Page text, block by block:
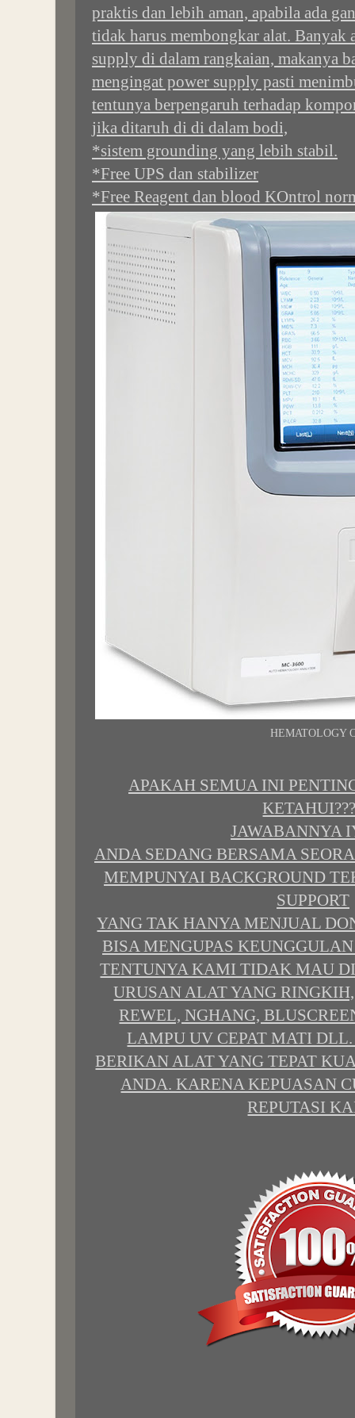
praktis dan lebih aman, apabila ada
tidak harus membongkar alat. Banyak
supply di dalam rangkaian, makanya
mengingat power supply pasti
tentunya berpengaruh terhadap
jika ditaruh di di dalam bodi,
*sistem grounding yang lebih stabil.
*Free UPS dan stabilizer
*Free Reagent dan blood KOntrol
HEMATOLOGY
APAKAH SEMUA INI
JAWABANNYA
ANDA SEDANG BERSAMA
MEMPUNYAI BACKGROUND
SUPPORT
YANG TAK HANYA MENJUAL
BISA MENGUPAS
TENTUNYA KAMI TIDAK MAU
URUSAN ALAT YANG
REWEL, NGHANG,
LAMPU UV CEPAT MATI
BERIKAN ALAT YANG TEPAT
ANDA. KARENA KEPUASAN
REPUTASI